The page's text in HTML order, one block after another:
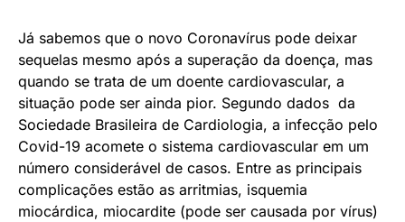
Já sabemos que o novo Coronavírus pode deixar
sequelas mesmo após a superação da doença, mas
quando se trata de um doente cardiovascular, a
situação pode ser ainda pior. Segundo dados da
Sociedade Brasileira de Cardiologia, a infecção pelo
Covid-19 acomete o sistema cardiovascular em um
número considerável de casos. Entre as principais
complicações estão as arritmias, isquemia
miocárdica, miocardite (pode ser causada por vírus)